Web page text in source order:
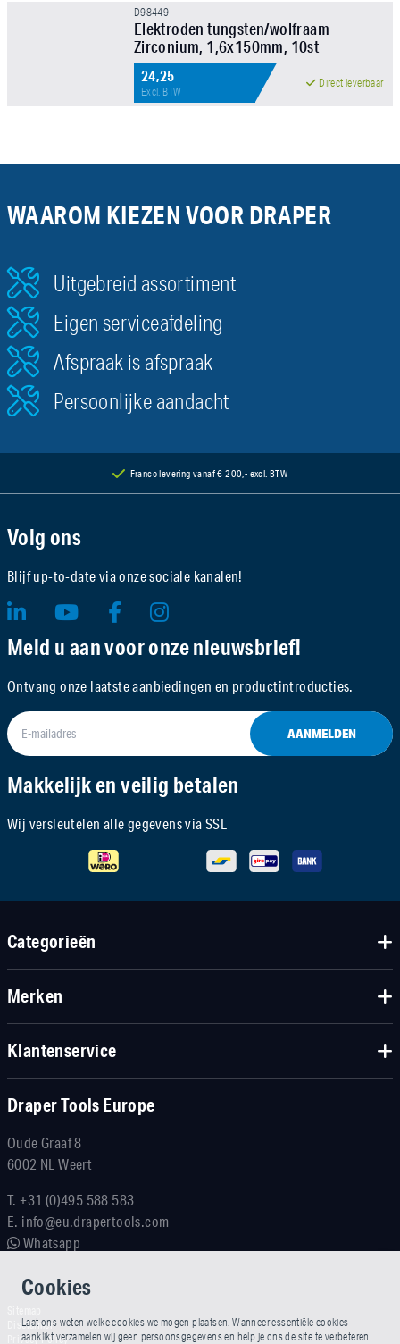
D98449
Elektroden tungsten/wolfraam
Zirconium, 1,6x150mm, 10st
24,25
Excl. BTW
Direct leverbaar
WAAROM KIEZEN VOOR DRAPER
Uitgebreid assortiment
Eigen serviceafdeling
Afspraak is afspraak
Persoonlijke aandacht
Franco levering vanaf € 200,- excl. BTW
Volg ons
Blijf up-to-date via onze sociale kanalen!
Meld u aan voor onze nieuwsbrief!
Ontvang onze laatste aanbiedingen en productintroducties.
AANMELDEN
Makkelijk en veilig betalen
Wij versleutelen alle gegevens via SSL
Categorieën
Merken
Klantenservice
Draper Tools Europe
Oude Graaf 8
6002 NL Weert
T.+31 (0)495 588 583
E. info@eu.drapertools.com
Whatsapp
Disclaimer
Privacy Policy
Cookies
Laat ons weten welke cookies we mogen plaatsen. Wanneer essentiële cookies
aanklikt verzamelen wij geen persoonsgegevens en help je ons de site te verbeteren.